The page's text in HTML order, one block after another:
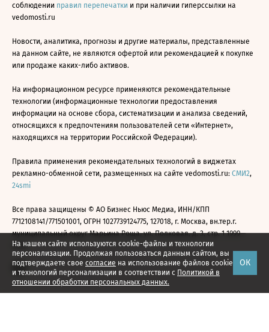
На нашем сайте используются cookie-файлы и технологии
персонализации. Продолжая пользоваться данным сайтом, вы
подтверждаете свое согласие на использование файлов cookie
и технологий персонализации в соответствии с Политикой в
отношении обработки персональных данных.
ОК
соблюдении правил перепечатки и при наличии гиперссылки на
vedomosti.ru
Новости, аналитика, прогнозы и другие материалы, представленные
на данном сайте, не являются офертой или рекомендацией к покупке
или продаже каких-либо активов.
На информационном ресурсе применяются рекомендательные
технологии (информационные технологии предоставления
информации на основе сбора, систематизации и анализа сведений,
относящихся к предпочтениям пользователей сети «Интернет»,
находящихся на территории Российской Федерации).
Правила применения рекомендательных технологий в виджетах
рекламно-обменной сети, размещенных на сайте vedomosti.ru: СМИ2,
24smi
Все права защищены © АО Бизнес Ньюс Медиа, ИНН/КПП
7712108141/771501001, ОГРН 1027739124775, 127018, г. Москва, вн.тер.г.
муниципальный округ Марьина Роща, ул. Полковая, д. 3, стр. 1 1999—
2026